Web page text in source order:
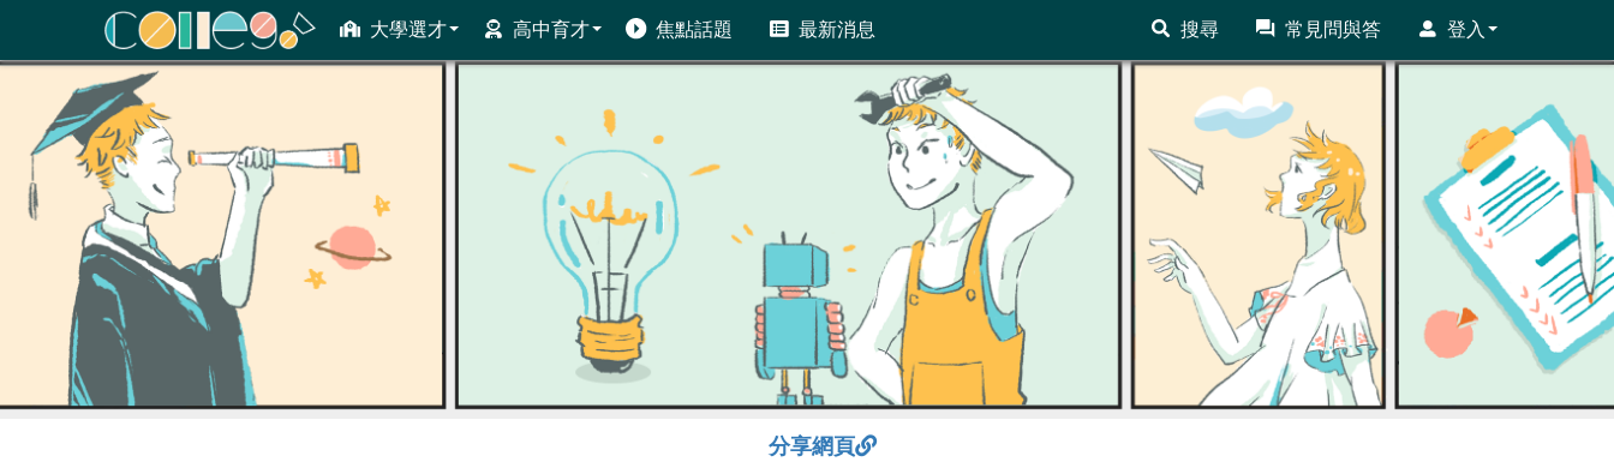
大學選才 高中育才 焦點話題 最新消息 搜尋 常見問與答 登入
ColleGo! 大學選才與高中育才輔助系統
分享網頁